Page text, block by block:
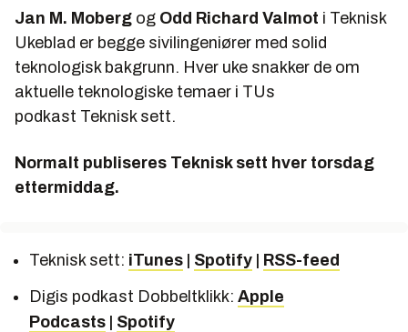
Jan M. Moberg og Odd Richard Valmot i Teknisk
Ukeblad er begge sivilingeniører med solid
teknologisk bakgrunn. Hver uke snakker de om
aktuelle teknologiske temaer i TUs
podkast Teknisk sett.
Normalt publiseres Teknisk sett hver torsdag
ettermiddag.
Teknisk sett: iTunes | Spotify | RSS-feed
Digis podkast Dobbeltklikk: Apple
Podcasts | Spotify